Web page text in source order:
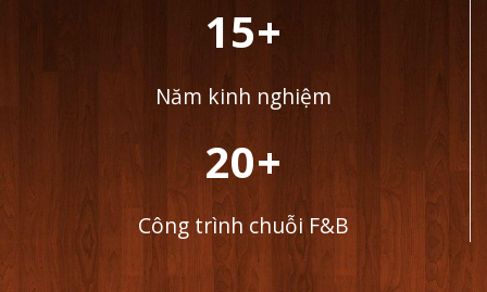
15+
Năm kinh nghiệm
20+
Công trình chuỗi F&B